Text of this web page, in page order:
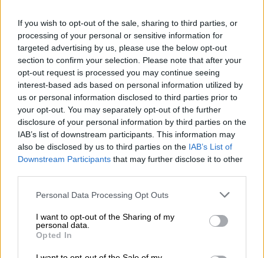
If you wish to opt-out of the sale, sharing to third parties, or
processing of your personal or sensitive information for
targeted advertising by us, please use the below opt-out
section to confirm your selection. Please note that after your
opt-out request is processed you may continue seeing
interest-based ads based on personal information utilized by
us or personal information disclosed to third parties prior to
your opt-out. You may separately opt-out of the further
disclosure of your personal information by third parties on the
IAB’s list of downstream participants. This information may
also be disclosed by us to third parties on the IAB’s List of
Downstream Participants that may further disclose it to other
Please note that this website/app uses one or more Google
not limited to your visit or usage behaviour. You may click to
grant or deny consent to Google and its third-party tags to
use your data for below specified purposes in below Google
consent section.
Personal Data Processing Opt Outs
I want to opt-out of the Sharing of my
personal data.
Opted In
Η εν λόγωαπόφαση πάρθηκε μετά από
καταγγελία γονέα,τον Δεκέμβρη του 2022,
σύμφωνα με την οποία, η έκδοση του βασιλιά
Ιακώβου των κειμένων της Αγίας Γραφής
περιέχει υλικό ακατάλληλο για παιδιά. Όπως
σημείωσαν οι αρμόδιοι, ταεπτά ή οκτώ
αντίτυπατης Βίβλου από τη σχολική
περιφέρεια του Ντέιβις βόρεια του Σολτ
Λέικ Σίτιέχουν ήδη αφαιρεθεί. Τόνισαν, δε,
μαθητών. Από την πλευρά της επιτροπής που
έλαβε την απόφαση, ωστόσο, δε
διευκρινίστηκε ακριβώς ο σκεπτικό πίσω